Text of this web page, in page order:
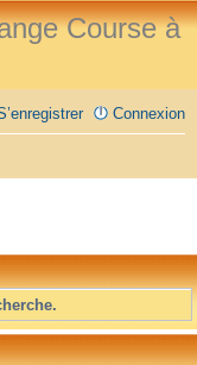
Course à
Connexion